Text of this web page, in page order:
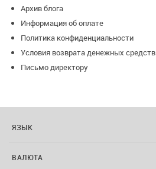
Архив блога
Информация об оплате
Политика конфиденциальности
Условия возврата денежных средств
Письмо директору
ЯЗЫК
ВАЛЮТА